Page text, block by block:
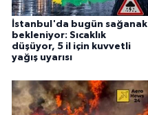
İstanbul'da bugün sağanak
bekleniyor: Sıcaklık
düşüyor, 5 il için kuvvetli
yağış uyarısı